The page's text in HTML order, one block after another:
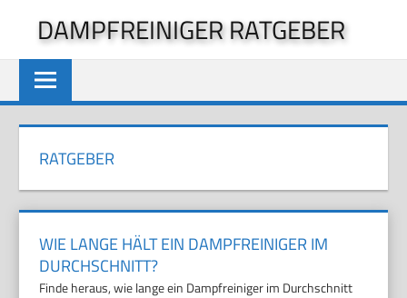
springen
DAMPFREINIGER RATGEBER
RATGEBER
WIE LANGE HÄLT EIN DAMPFREINIGER IM
DURCHSCHNITT?
Finde heraus, wie lange ein Dampfreiniger im Durchschnitt